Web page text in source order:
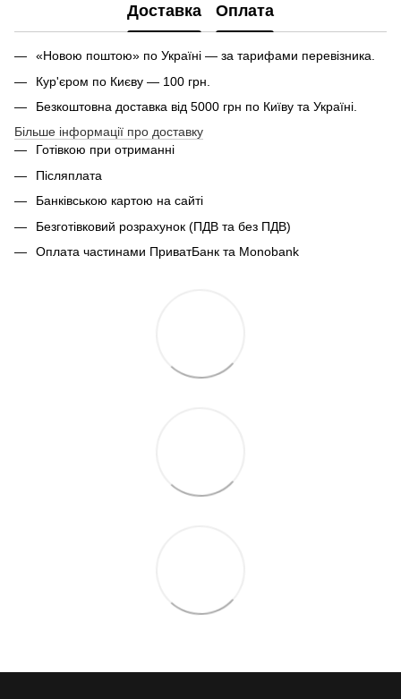
Доставка Оплата
«Новою поштою» по Україні — за тарифами перевізника.
Кур'єром по Києву — 100 грн.
Безкоштовна доставка від 5000 грн по Київу та Україні.
Більше інформації про доставку
Готівкою при отриманні
Післяплата
Банківською картою на сайті
Безготівковий розрахунок (ПДВ та без ПДВ)
Оплата частинами ПриватБанк та Monobank